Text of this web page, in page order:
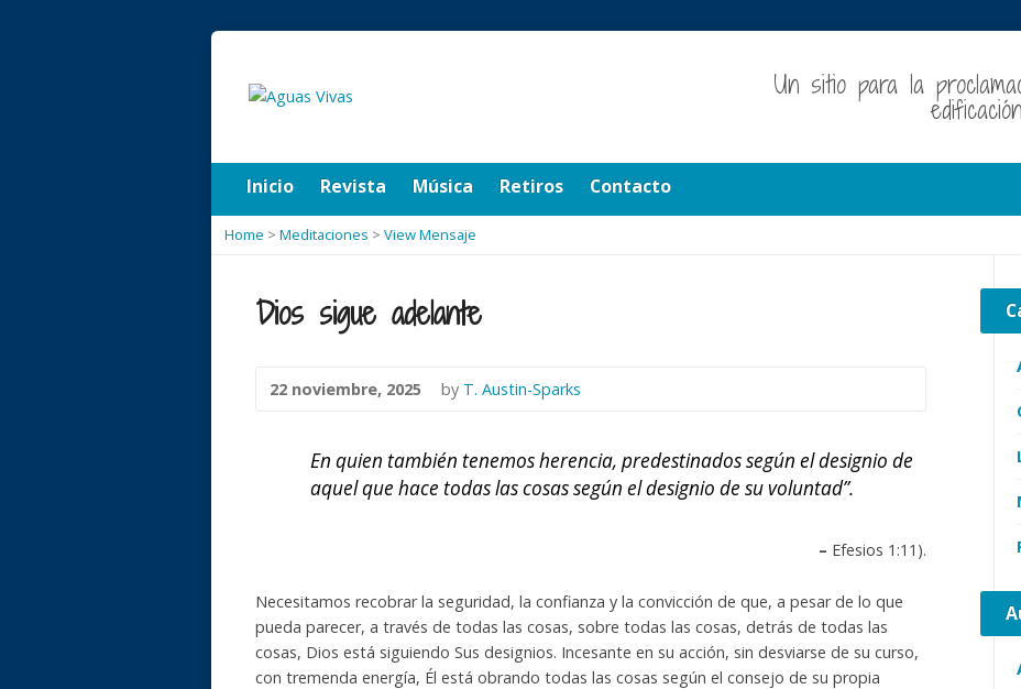
Un sitio para la
Inicio Revista Música Retiros Contacto
Home > Meditaciones > View Mensaje
Dios sigue adelante
22 noviembre, 2025 by T. Austin-Sparks
En quien también tenemos herencia, predestinados según el designio de
aquel que hace todas las cosas según el designio de su voluntad”.
– Efesios 1:11).
Necesitamos recobrar la seguridad, la confianza y la convicción de que, a pesar de lo que
pueda parecer, a través de todas las cosas, sobre todas las cosas, detrás de todas las
cosas, Dios está siguiendo Sus designios. Incesante en su acción, sin desviarse de su curso,
con tremenda energía, Él está obrando todas las cosas según el consejo de su propia